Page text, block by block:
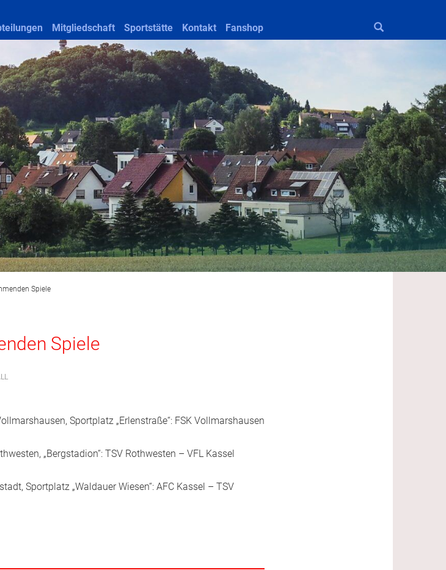
Mitgliedschaft Sportstätte Kontakt Fanshop
Spiele
Spiele
Sportplatz „Erlenstraße“: FSK Vollmarshausen
„Bergstadion“: TSV Rothwesten – VFL Kassel
Sportplatz „Waldauer Wiesen“: AFC Kassel – TSV